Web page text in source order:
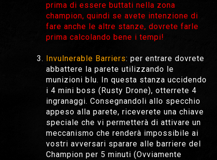
prima di essere buttati nella zona
champion, quindi se avete intenzione di
fare anche le altre stanze, dovrete farle
prima calcolando bene i tempi!
Invulnerable Barriers: per entrare dovrete
abbattere la parete utilizzando le
munizioni blu. In questa stanza uccidendo
i 4 mini boss (Rusty Drone), otterrete 4
ingranaggi. Consegnandoli allo specchio
appeso alla parete, riceverete una chiave
speciale che vi permetterà di attivare un
meccanismo che renderà impossibile ai
vostri avversari sparare alle barriere del
Champion per 5 minuti (Ovviamente